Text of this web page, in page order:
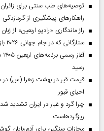
توصیه‌های طب سنتی برای
راهکارهای پیشگیری از گرمازدگی
راز ماندگاری «رادیو اربعین» از
ستارگانی که در جام جهانی ۲۰۲۶ بازی نکردند
رسید
احیای قبور
چرا گرد و غبار در ایران تشدید
ریزگردهاست